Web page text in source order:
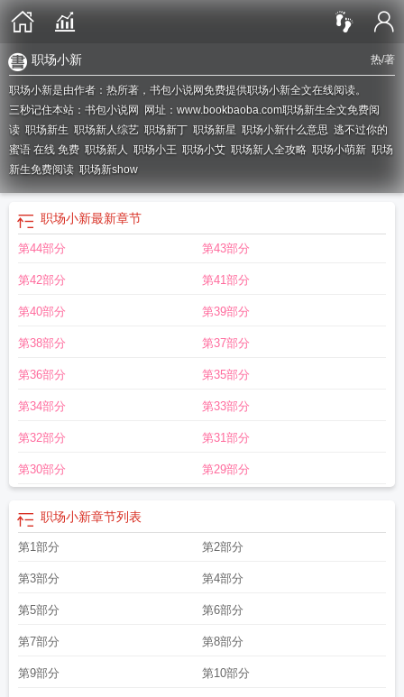
热/著
职场小新
职场小新是由作者：热所著，书包小说网免费提供职场小新全文在线阅读。
三秒记住本站：书包小说网 网址：www.bookbaoba.com职场新生全文免费阅
读 职场新生 职场新人综艺 职场新丁 职场新星 职场小新什么意思 逃不过你的
蜜语 在线 免费 职场新人 职场小王 职场小艾 职场新人全攻略 职场小萌新 职场
新生免费阅读 职场新show
职场小新最新章节
第44部分 第43部分
第42部分 第41部分
第40部分 第39部分
第38部分 第37部分
第36部分 第35部分
第34部分 第33部分
第32部分 第31部分
第30部分 第29部分
职场小新章节列表
第1部分 第2部分
第3部分 第4部分
第5部分 第6部分
第7部分 第8部分
第9部分 第10部分